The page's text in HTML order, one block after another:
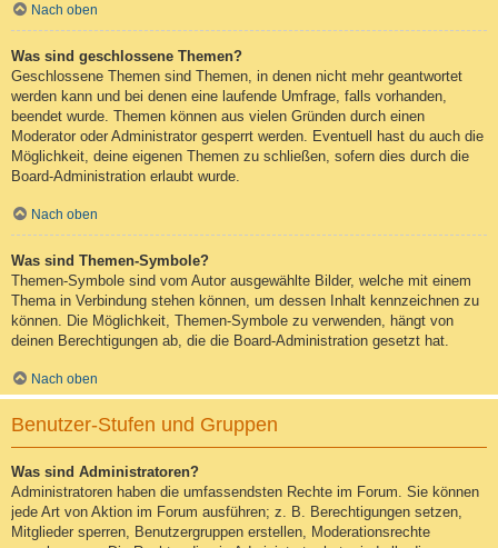
Nach oben
Was sind geschlossene Themen?
Geschlossene Themen sind Themen, in denen nicht mehr geantwortet
werden kann und bei denen eine laufende Umfrage, falls vorhanden,
beendet wurde. Themen können aus vielen Gründen durch einen
Moderator oder Administrator gesperrt werden. Eventuell hast du auch die
Möglichkeit, deine eigenen Themen zu schließen, sofern dies durch die
Board-Administration erlaubt wurde.
Nach oben
Was sind Themen-Symbole?
Themen-Symbole sind vom Autor ausgewählte Bilder, welche mit einem
Thema in Verbindung stehen können, um dessen Inhalt kennzeichnen zu
können. Die Möglichkeit, Themen-Symbole zu verwenden, hängt von
deinen Berechtigungen ab, die die Board-Administration gesetzt hat.
Nach oben
Benutzer-Stufen und Gruppen
Was sind Administratoren?
Administratoren haben die umfassendsten Rechte im Forum. Sie können
jede Art von Aktion im Forum ausführen; z. B. Berechtigungen setzen,
Mitglieder sperren, Benutzergruppen erstellen, Moderationsrechte